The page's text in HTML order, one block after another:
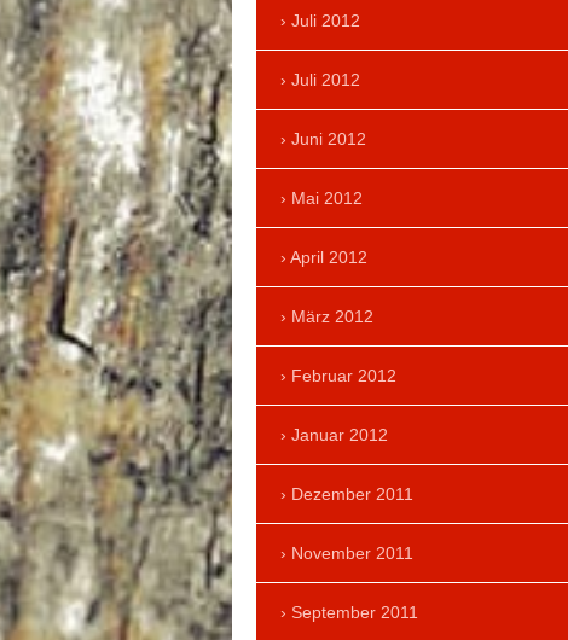
Juli 2012
Juli 2012
Juni 2012
Mai 2012
April 2012
März 2012
Februar 2012
Januar 2012
Dezember 2011
November 2011
September 2011